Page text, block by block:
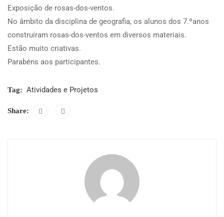
Exposição de rosas-dos-ventos.
No âmbito da disciplina de geografia, os alunos dos 7.ºanos
construíram rosas-dos-ventos em diversos materiais.
Estão muito criativas.
Parabéns aos participantes.
Tag: Atividades e Projetos
Share: